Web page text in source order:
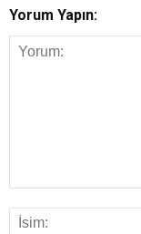
Yorum Yapın: